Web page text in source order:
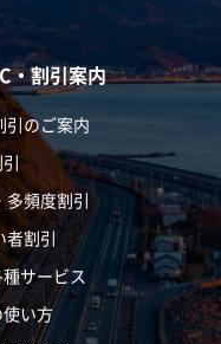
・割引案内
引のご案内
多頻度割引
者割引
種サービス
使い方